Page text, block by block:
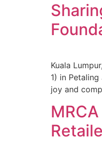
Kuala
1) in
joy and